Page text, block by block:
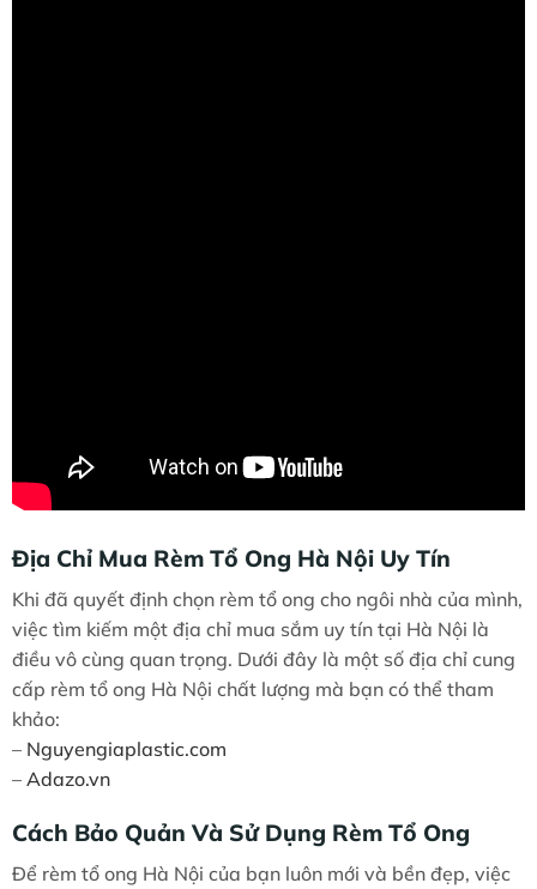
Địa Chỉ Mua Rèm Tổ Ong Hà Nội Uy Tín
Khi đã quyết định chọn rèm tổ ong cho ngôi nhà của mình,
việc tìm kiếm một địa chỉ mua sắm uy tín tại Hà Nội là
điều vô cùng quan trọng. Dưới đây là một số địa chỉ cung
cấp rèm tổ ong Hà Nội chất lượng mà bạn có thể tham
khảo:
– Nguyengiaplastic.com
– Adazo.vn
Cách Bảo Quản Và Sử Dụng Rèm Tổ Ong
Để rèm tổ ong Hà Nội của bạn luôn mới và bền đẹp, việc